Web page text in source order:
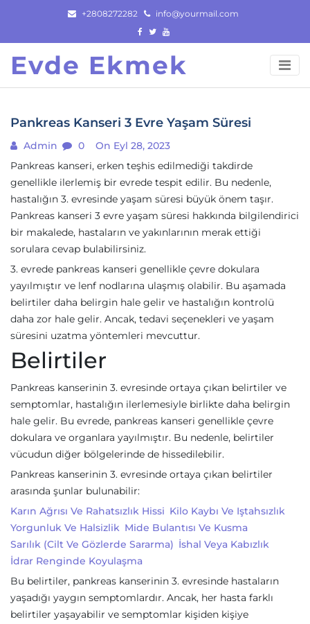
content
+2808272282 info@yourmail.com
Evde Ekmek
Pankreas Kanseri 3 Evre Yaşam Süresi
Admin 0
On Eyl 28, 2023
Pankreas kanseri, erken teşhis edilmediği takdirde
genellikle ilerlemiş bir evrede tespit edilir. Bu nedenle,
hastalığın 3. evresinde yaşam süresi büyük önem taşır.
Pankreas kanseri 3 evre yaşam süresi hakkında bilgilendirici
bir makalede, hastaların ve yakınlarının merak ettiği
sorulara cevap bulabilirsiniz.
3. evrede pankreas kanseri genellikle çevre dokulara
yayılmıştır ve lenf nodlarına ulaşmış olabilir. Bu aşamada
belirtiler daha belirgin hale gelir ve hastalığın kontrolü
daha zor hale gelir. Ancak, tedavi seçenekleri ve yaşam
süresini uzatma yöntemleri mevcuttur.
Belirtiler
Pankreas kanserinin 3. evresinde ortaya çıkan belirtiler ve
semptomlar, hastalığın ilerlemesiyle birlikte daha belirgin
hale gelir. Bu evrede, pankreas kanseri genellikle çevre
dokulara ve organlara yayılmıştır. Bu nedenle, belirtiler
vücudun diğer bölgelerinde de hissedilebilir.
Pankreas kanserinin 3. evresinde ortaya çıkan belirtiler
arasında şunlar bulunabilir:
Karın Ağrısı Ve Rahatsızlık Hissi Kilo Kaybı Ve Iştahsızlık
Yorgunluk Ve Halsizlik Mide Bulantısı Ve Kusma
Sarılık (cilt Ve Gözlerde Sararma) İshal Veya Kabızlık
İdrar Renginde Koyulaşma
Bu belirtiler, pankreas kanserinin 3. evresinde hastaların
yaşadığı yaygın semptomlardır. Ancak, her hasta farklı
belirtiler yaşayabilir ve semptomlar kişiden kişiye